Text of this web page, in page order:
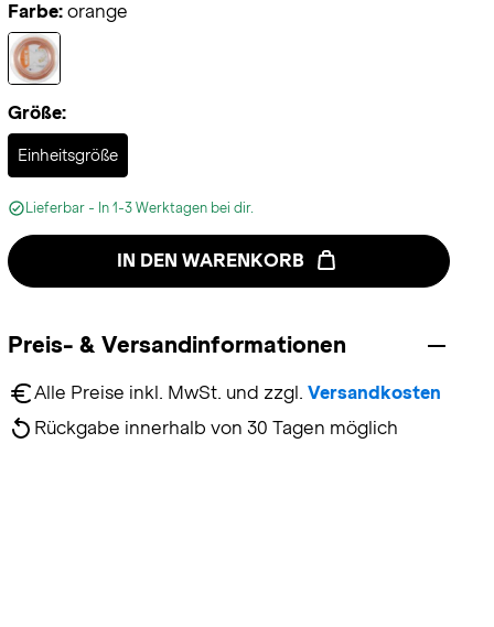
Farbe: orange
Größe:
Einheitsgröße
Selected
Lieferbar - In 1-3 Werktagen bei dir.
IN DEN WARENKORB
Preis- & Versandinformationen
Alle Preise inkl. MwSt. und zzgl. Versandkosten
Rückgabe innerhalb von 30 Tagen möglich